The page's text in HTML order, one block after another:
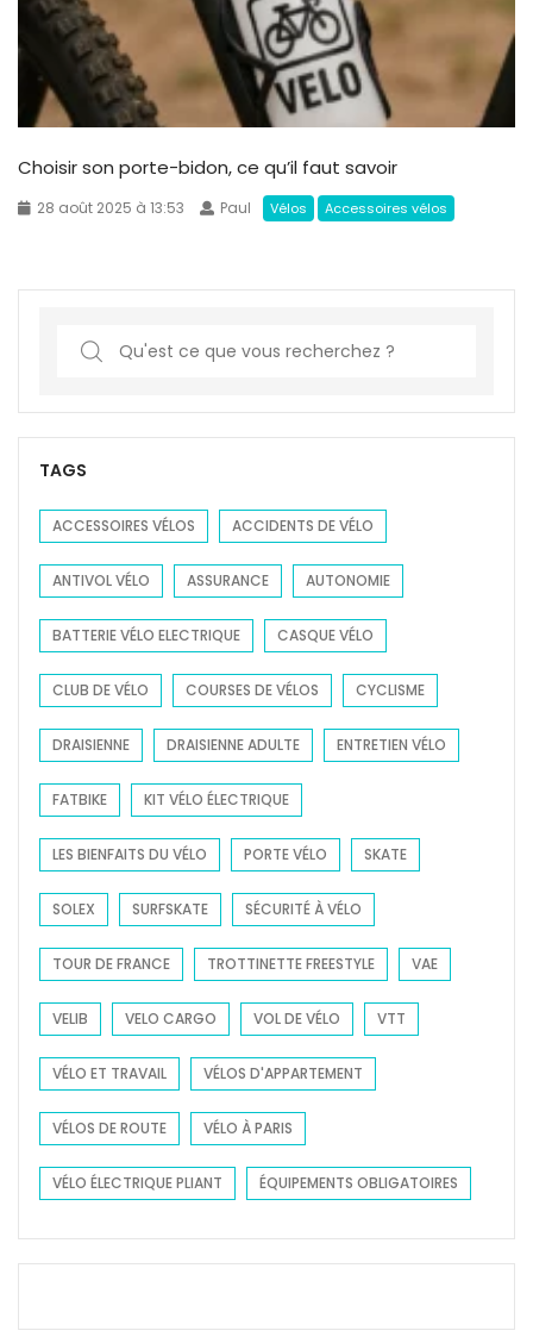
Choisir son porte-bidon, ce qu’il faut savoir
28 août 2025 à 13:53 Paul Vélos Accessoires vélos
r
c
f
r
:
TAGS
ACCESSOIRES VÉLOS ACCIDENTS DE VÉLO
ANTIVOL VÉLO ASSURANCE AUTONOMIE
BATTERIE VÉLO ELECTRIQUE CASQUE VÉLO
CLUB DE VÉLO COURSES DE VÉLOS CYCLISME
DRAISIENNE DRAISIENNE ADULTE ENTRETIEN VÉLO
FATBIKE KIT VÉLO ÉLECTRIQUE
LES BIENFAITS DU VÉLO PORTE VÉLO SKATE
SOLEX SURFSKATE SÉCURITÉ À VÉLO
TOUR DE FRANCE TROTTINETTE FREESTYLE VAE
VELIB VELO CARGO VOL DE VÉLO VTT
VÉLO ET TRAVAIL VÉLOS D'APPARTEMENT
VÉLOS DE ROUTE VÉLO À PARIS
VÉLO ÉLECTRIQUE PLIANT ÉQUIPEMENTS OBLIGATOIRES